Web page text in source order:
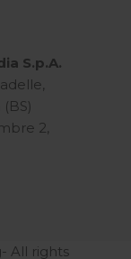
S.p.A.
2,
All rights